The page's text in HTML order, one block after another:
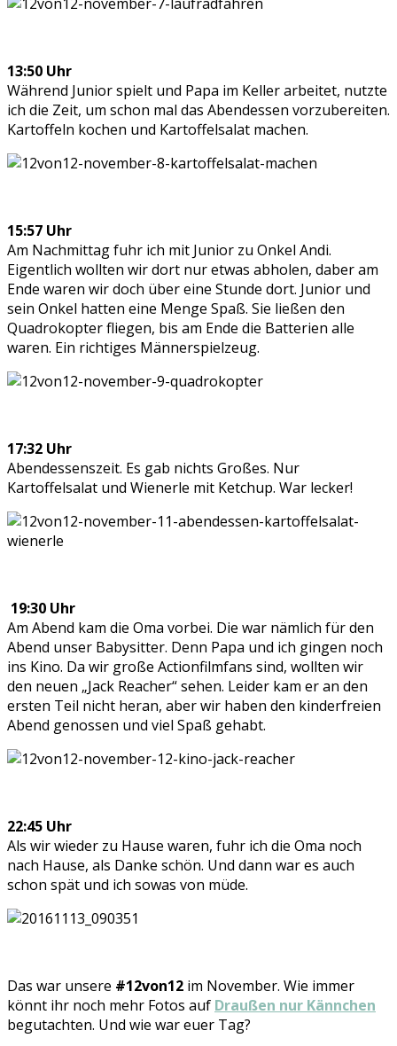
13:50 Uhr
Während Junior spielt und Papa im Keller arbeitet, nutzte
ich die Zeit, um schon mal das Abendessen vorzubereiten.
Kartoffeln kochen und Kartoffelsalat machen.
15:57 Uhr
Am Nachmittag fuhr ich mit Junior zu Onkel Andi.
Eigentlich wollten wir dort nur etwas abholen, daber am
Ende waren wir doch über eine Stunde dort. Junior und
sein Onkel hatten eine Menge Spaß. Sie ließen den
Quadrokopter fliegen, bis am Ende die Batterien alle
waren. Ein richtiges Männerspielzeug.
17:32 Uhr
Abendessenszeit. Es gab nichts Großes. Nur
Kartoffelsalat und Wienerle mit Ketchup. War lecker!
19:30 Uhr
Am Abend kam die Oma vorbei. Die war nämlich für den
Abend unser Babysitter. Denn Papa und ich gingen noch
ins Kino. Da wir große Actionfilmfans sind, wollten wir
den neuen „Jack Reacher“ sehen. Leider kam er an den
ersten Teil nicht heran, aber wir haben den kinderfreien
Abend genossen und viel Spaß gehabt.
22:45 Uhr
Als wir wieder zu Hause waren, fuhr ich die Oma noch
nach Hause, als Danke schön. Und dann war es auch
schon spät und ich sowas von müde.
Das war unsere #12von12 im November. Wie immer
könnt ihr noch mehr Fotos auf Draußen nur Kännchen
begutachten. Und wie war euer Tag?